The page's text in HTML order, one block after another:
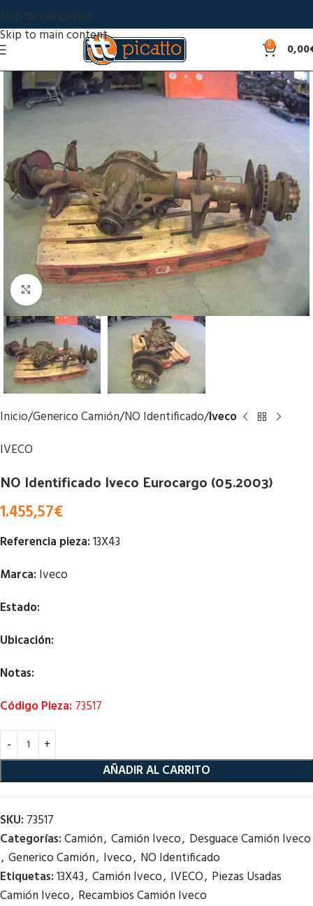
Skip to navigation
Skip to main content
0 0,00
Click to enlarge
Inicio Generico Camión NO Identificado Iveco
IVECO
NO Identificado Iveco Eurocargo (05.2003)
1.455,57€
Referencia pieza:13X43
Marca: Iveco
Estado:
Ubicación:
Notas:
Código Pieza: 73517
AÑADIR AL CARRITO
SKU: 73517
Categorías:Camión, Camión Iveco, Desguace Camión Iveco
, Generico Camión, Iveco, NO Identificado
Etiquetas:13X43, Camión Iveco, IVECO, Piezas Usadas
Camión Iveco, Recambios Camión Iveco